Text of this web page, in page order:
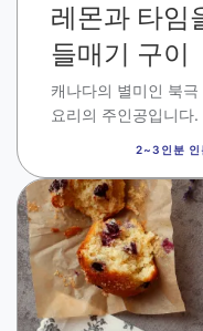
레몬과 타임
들매기 구이
캐나다의 별미인 북
요리의 주인공입니다.
2~3인분 인
이
미
지